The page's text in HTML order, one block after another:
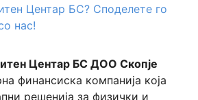
Центар БС? Споделете го
нас!
Центар БС ДОО Скопје
финансиска компанија која
решенија за физички и